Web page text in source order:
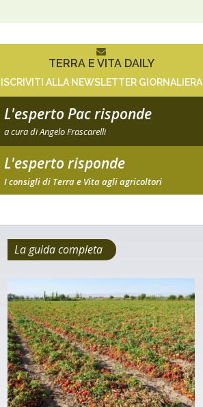
TERRA E VITA DAILY
ISCRIVITI ALLA NEWSLETTER GIORNALIERA
L'esperto Pac risponde
a cura di Angelo Frascarelli
L'esperto risponde
I consigli di Terra e Vita agli agricoltori
La guida completa